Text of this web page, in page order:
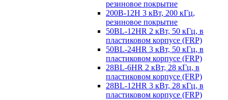
резиновое покрытие
200B-12H 3 кВт, 200 кГц,
резиновое покрытие
50BL-12HR 2 кВт, 50 кГц, в
пластиковом корпусе (FRP)
50BL-24HR 3 кВт, 50 кГц, в
пластиковом корпусе (FRP)
28BL-6HR 2 кВт, 28 кГц, в
пластиковом корпусе (FRP)
28BL-12HR 3 кВт, 28 кГц, в
пластиковом корпусе (FRP)